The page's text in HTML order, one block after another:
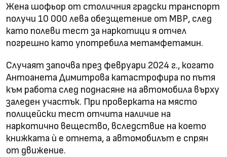
Жена шофьор от столичния градски транспорт
получи 10 000 лева обезщетение от МВР, след
като полеви тест за наркотици я отчел
погрешно като употребила метамфетамин.
Случаят започва през февруари 2024 г., когато
Антоанета Димитрова катастрофира по пътя
към работа след поднасяне на автомобила върху
заледен участък. При проверката на място
полицейски тест отчита наличие на
наркотично вещество, вследствие на което
книжката ѝ е отнета, а автомобилът е спрян
от движение.